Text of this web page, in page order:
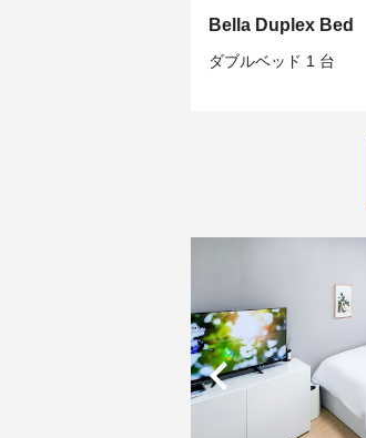
shortcuts
for
changing
Bella Duplex Bed
ダブルベッド 1 台